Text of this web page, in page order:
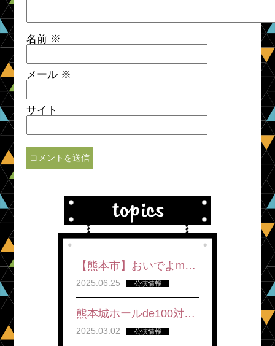
名前 ※
メール ※
サイト
【熊本市】おいでよm…
2025.06.25 公演情報
熊本城ホールde100対…
2025.03.02 公演情報